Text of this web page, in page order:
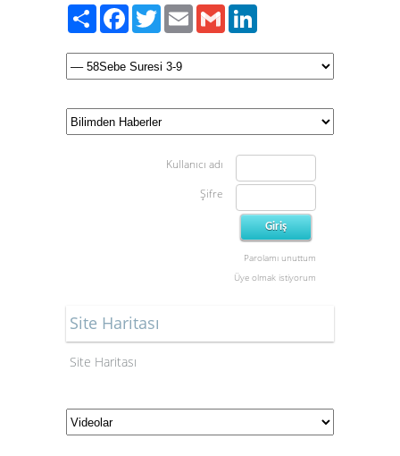
PaylaşFacebook
TwitterEmailGmail
Kullanıcı adı
Şifre
Parolamı unuttum
Üye olmak istiyorum
Site Haritası
Site Haritası